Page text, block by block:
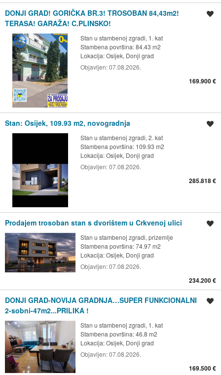
DONJI GRAD! GORIČKA BR.3! TROSOBAN 84,43m2!
TERASA! GARAŽA! C.PLINSKO!
Stan u stambenoj zgradi, 1. kat
Stambena površina: 84.43 m2
Lokacija:Osijek, Donji grad
Objavljen:07.08.2026.
169.900 €
Stan: Osijek, 109.93 m2, novogradnja
Stan u stambenoj zgradi, 2. kat
Stambena površina: 109.93 m2
Lokacija:Osijek, Donji grad
Objavljen:07.08.2026.
285.818 €
Prodajem trosoban stan s dvorištem u Crkvenoj ulici
Stan u stambenoj zgradi, prizemlje
Stambena površina: 74.97 m2
Lokacija:Osijek, Donji grad
Objavljen:07.08.2026.
234.200 €
DONJI GRAD-NOVIJA GRADNJA…SUPER FUNKCIONALNI
2-sobni-47m2...PRILIKA !
Stan u stambenoj zgradi, 1. kat
Stambena površina: 46.8 m2
Lokacija:Osijek, Donji grad
Objavljen:07.08.2026.
169.500 €